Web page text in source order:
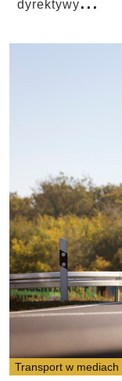
dyrektywy
Transport w mediach